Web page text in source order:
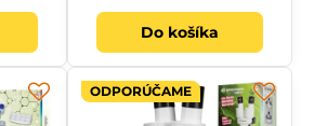
Do košíka
ODPORÚČAME